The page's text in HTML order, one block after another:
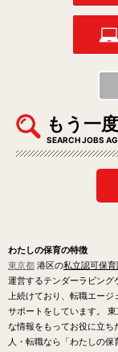
もう一
SEARCH JOBS
わたしの保育の特徴
東京都 港区の私立認可保育
運営するテンダーラビン
上続けており、転職エー
サポートをしています。
な情報をもってお役に立
人・転職なら「わたしの保